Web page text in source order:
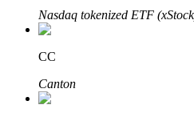
Meer informatie over het
Nasdaq tokenized ETF
CC
Canton